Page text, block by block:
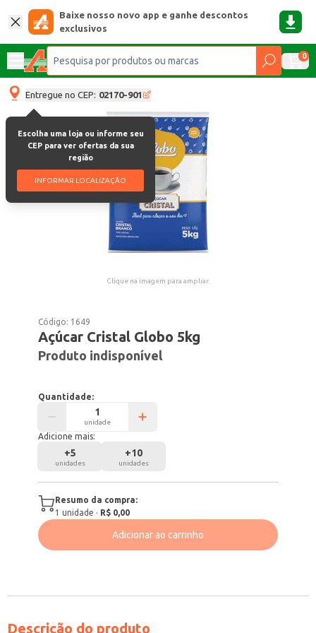
Baixe nosso novo app e ganhe descontos
exclusivos
0
Entregue no CEP: 02170-901
Escolha uma loja ou informe seu
CEP para ver ofertas da sua
região
INFORMAR LOCALIZAÇÃO
Clique na imagem para ampliar.
Código: 1649
Açúcar Cristal Globo 5kg
Produto indisponível
Quantidade:
unidade
Adicione mais:
+5
unidades
+10
unidades
Resumo da compra:
1 unidade · R$ 0,00
Adicionar ao carrinho
Descrição do produto